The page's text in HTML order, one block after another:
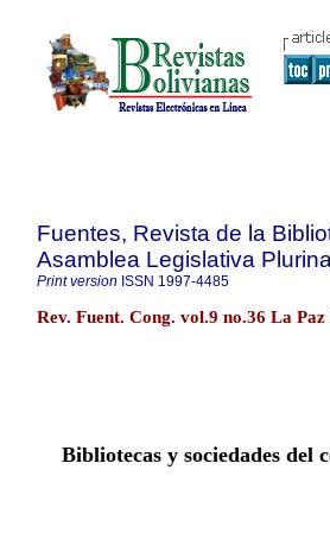
Fuentes, Revista de la
Asamblea Legislativa
Print version ISSN 1997-4485
Rev. Fuent. Cong. vol.9 no.36 La Paz
Bibliotecas y sociedades del